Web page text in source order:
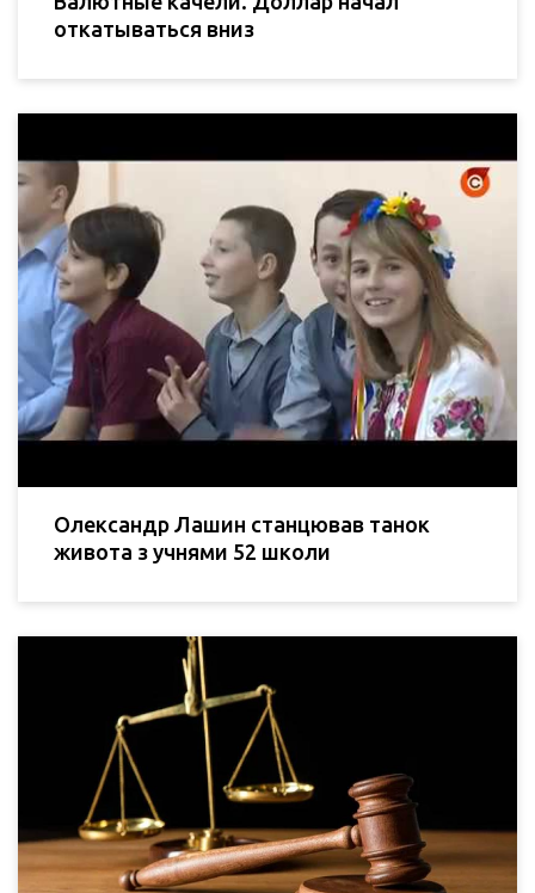
откатываться вниз
Олександр Лашин станцював танок
живота з учнями 52 школи